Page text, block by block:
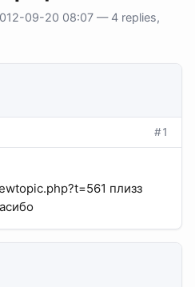
09-20 08:07 — 4 replies,
#1
плизз